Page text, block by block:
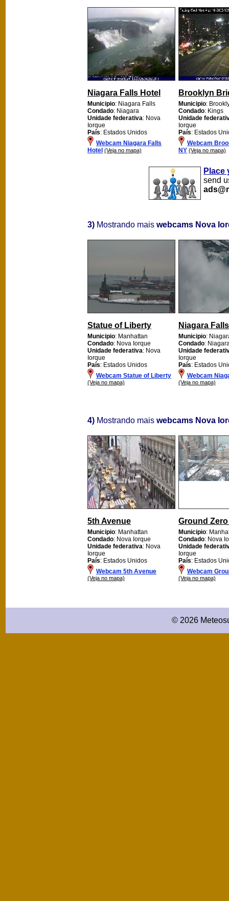
Niagara Falls Hotel
Municipio: Niagara Falls
Condado: Niagara
Unidade federativa: Nova
Iorque
País: Estados Unidos
Webcam Niagara Falls
Hotel (Veja no mapa)
Brooklyn
Municipio:
Condado: Kings
Unidade
Iorque
País: Estados
Webcam
NY (Veja no mapa)
Place
send
3) Mostrando mais webcams Nova
Statue of Liberty
Municipio: Manhattan
Condado: Nova Iorque
Unidade federativa: Nova
Iorque
País: Estados Unidos
Webcam Statue of Liberty
(Veja no mapa)
Niagara Falls
Municipio:
Condado:
Unidade
Iorque
País: Estados
Webcam
(Veja no mapa)
4) Mostrando mais webcams Nova
5th Avenue
Municipio: Manhattan
Condado: Nova Iorque
Unidade federativa: Nova
Iorque
País: Estados Unidos
Webcam 5th Avenue
(Veja no mapa)
Ground
Municipio:
Condado: Nova
Unidade
Iorque
País: Estados
Webcam
(Veja no mapa)
© 2026